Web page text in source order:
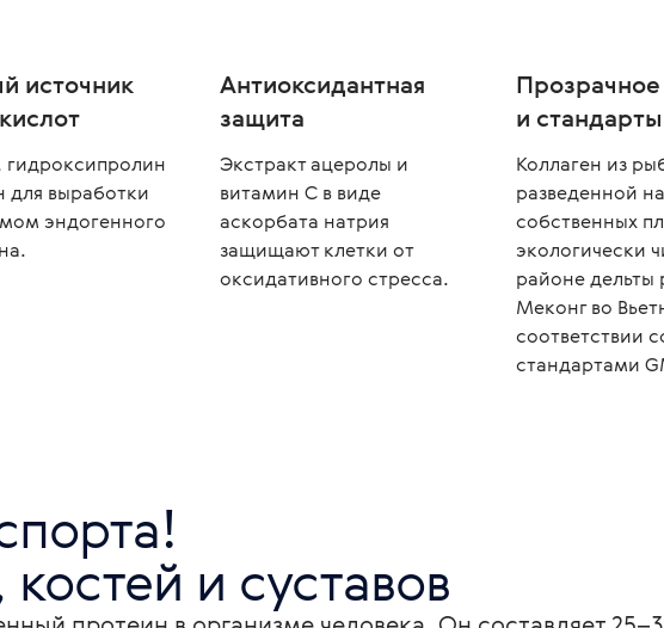
источник
для выработки
эндогенного
Антиоксидантная
защита
Экстракт ацеролы и
витамин С в виде
аскорбата натрия
защищают клетки от
оксидативного стресса.
Прозрачное
и
Коллаген из
разведенной на
собственных
экологически
районе дельты
Меконг во
соответствии
стандартами
и суставов